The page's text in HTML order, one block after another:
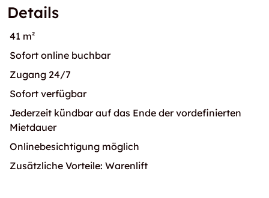
Details
41 m²
Sofort online buchbar
Zugang 24/7
Sofort verfügbar
Jederzeit kündbar auf das Ende der vordefinierten
Mietdauer
Onlinebesichtigung möglich
Zusätzliche Vorteile: Warenlift